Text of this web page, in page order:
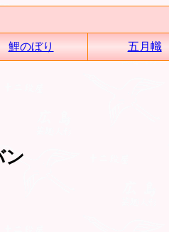
鯉のぼり 五月幟
ン